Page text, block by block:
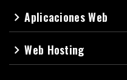
navigate_nextAplicaciones Web
navigate_nextWeb Hosting